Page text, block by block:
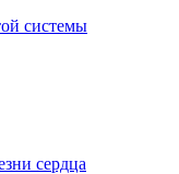
системы
сердца